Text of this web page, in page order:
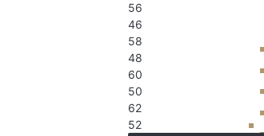
56
46
58
48
60
50
62
52